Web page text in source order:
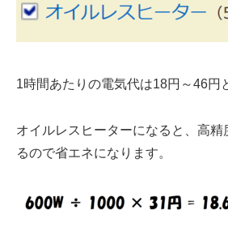
1時間あたりの電気代は18円～46円
オイルレスヒーターになると、 高精
るので省エネになります。